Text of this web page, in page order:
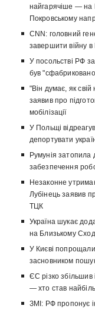
найгарячіше — на
Покровському
CNN: головний
завершити війну в
У посольстві РФ
був
"Він думає, як
заявив про
мобілізації
У Польщі
депортувати
Румунія затопила
забезпечення
Незаконне
Лубінець заявив
ТЦК
Україна шукає
на Близькому
У Києві
засновником
ЄС різко збільшив
— хто став
ЗМІ: РФ пропонує